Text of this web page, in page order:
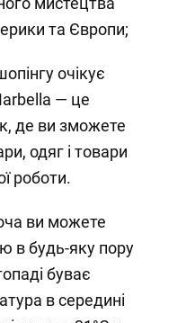
та Європи;
очікує
— це
де ви зможете
одяг і товари
роботи.
ви можете
в будь-яку пору
буває
в середині